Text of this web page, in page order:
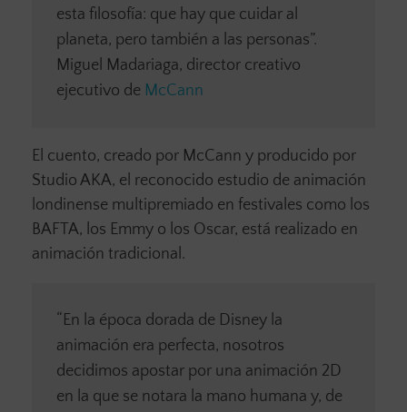
esta filosofía: que hay que cuidar al
planeta, pero también a las personas”.
Miguel Madariaga, director creativo
ejecutivo de McCann
El cuento, creado por McCann y producido por
Studio AKA, el reconocido estudio de animación
londinense multipremiado en festivales como los
BAFTA, los Emmy o los Oscar, está realizado en
animación tradicional.
“En la época dorada de Disney la
animación era perfecta, nosotros
decidimos apostar por una animación 2D
en la que se notara la mano humana y, de